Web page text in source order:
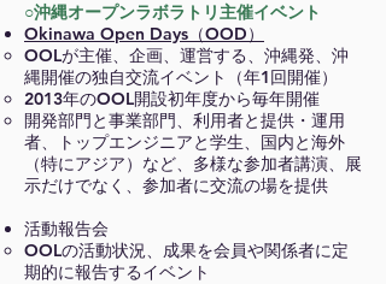
○沖縄オープンラボラトリ主催イベント
Okinawa Open Days（OOD）
OOLが主催、企画、運営する、沖縄発、沖
縄開催の独自交流イベント（年1回開催）
2013年のOOL開設初年度から毎年開催
開発部門と事業部門、利用者と提供・運用
者、トップエンジニアと学生、国内と海外
（特にアジア）など、多様な参加者講演、展
示だけでなく、参加者に交流の場を提供​
活動報告会
OOLの活動状況、成果を会員や関係者に定
期的に報告するイベント